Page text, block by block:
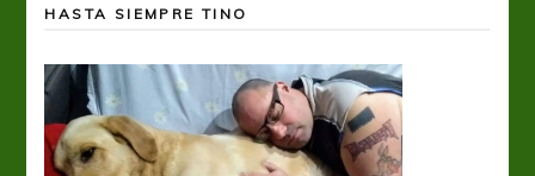
HASTA SIEMPRE TINO